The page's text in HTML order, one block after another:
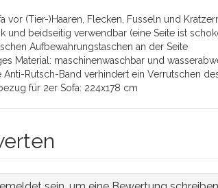
vor (Tier-)Haaren, Flecken, Fusseln und
und beidseitig verwendbar (eine Seite ist
Aufbewahrungstaschen an der Seite
Material: maschinenwaschbar und
Anti-Rutsch-Band verhindert ein Verrutschen
für 2er Sofa: 224x178 cm